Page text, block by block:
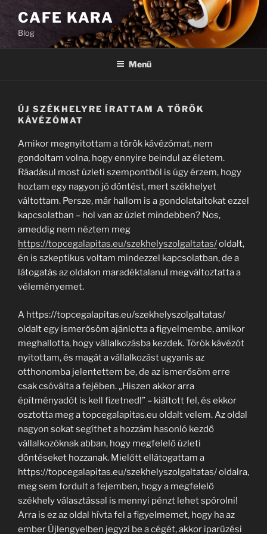
Tartalomhoz
CAFE KARA
Blog
Menü
ÚJ SZÉKHELYRE ÍRATTAM A TÖRÖK
KÁVÉZÓMAT
Amikor megnyitottam a török kávézómat, nem
gondoltam volna, hogy ennyire beindul az életem.
Ráadásul most üzleti szempontból is úgy érzem, hogy
hoztam egy nagyon jó döntést, mert székhelyet
váltottam. Persze, már hallom is a gondolataitokat ezzel
kapcsolatban – hol van az üzlet mindebben? Nos,
ameddig nem néztem meg
https://topcegalapitas.eu/szekhelyszolgaltatas/oldalt,
én is szkeptikus voltam mindezzel kapcsolatban, de a
látogatás az oldalon maradéktalanul megváltoztatta a
véleményemet.
A https://topcegalapitas.eu/szekhelyszolgaltatas/
oldalt egy ismerősöm ajánlotta a figyelmembe, amikor
meghallotta, hogy vállalkozásba kezdek. Török kávézót
nyitottam, és magát a vállalkozást ugyanis az
otthonomba jelentettem be, de az ismerősöm erre
csak csóválta a fejében. „Hiszen akkor arra
építményadót is kell fizetned!” – kiáltott fel, és ekkor
osztotta meg a topcegalapitas.eu oldalt velem. Az oldal
nagyon sokat segíthet a hozzám hasonló kezdő
vállalkozóknak abban, hogy megfelelő üzleti
döntéseket hozzanak. Mielőtt ellátogattam a
https://topcegalapitas.eu/szekhelyszolgaltatas/ oldalra,
meg sem fordult a fejemben, hogy a megfelelő
székhely választással is mennyi pénzt lehet spórolni!
Arra is ez az oldal hívta fel a figyelmemet, hogy ha az
ember Újlengyelben jegyzi be a cégét, akkor iparűzési